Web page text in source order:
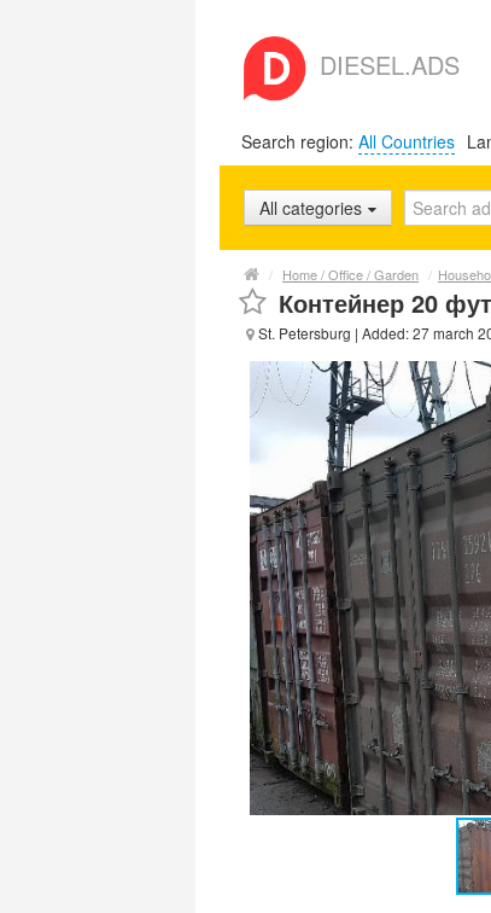
DIESEL.ADS
Search region: All Countries
All categories
/ Home / Office / Garden /
Контейнер 20
St. Petersburg | Added: 27 march